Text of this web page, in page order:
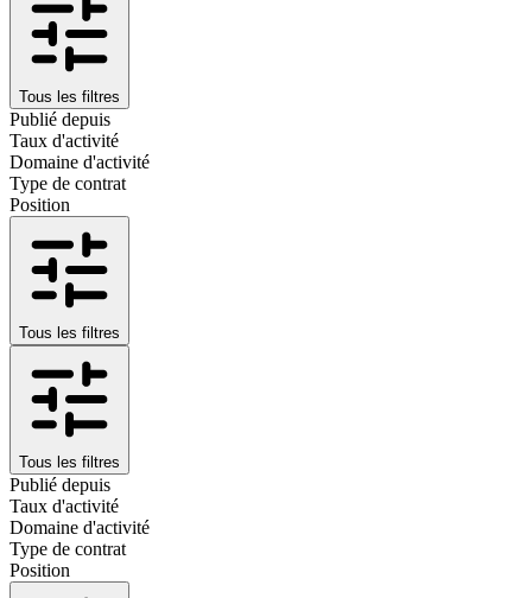
Tous les filtres
Publié depuis
Taux d'activité
Domaine d'activité
Type de contrat
Position
Tous les filtres
Tous les filtres
Publié depuis
Taux d'activité
Domaine d'activité
Type de contrat
Position